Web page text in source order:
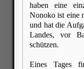
haben eine
Nonoko ist eine
und hat die
Landes, vor
schützen.
Eines Tages